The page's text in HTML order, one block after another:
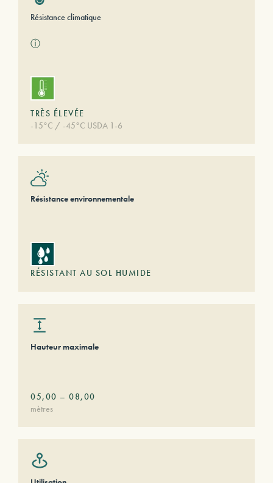
Résistance climatique
ⓘ
TRÈS ÉLEVÉE
-15°C / -45°C USDA 1-6
Résistance environnementale
RÉSISTANT AU SOL HUMIDE
Hauteur maximale
05,00 – 08,00
mètres